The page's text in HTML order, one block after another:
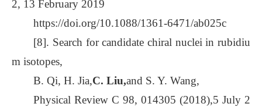
2, 13 February 2019
https://doi.org/10.1088/1361-6471/ab025c
[8]. Search for candidate chiral nuclei in rubidiu
m isotopes,
B. Qi, H. Jia,C. Liu,and S. Y. Wang,
Physical Review C 98, 014305 (2018),5 July 2